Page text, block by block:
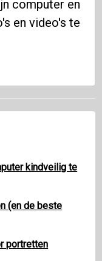
computer en
en video's te
kindveilig te
(en de beste
portretten